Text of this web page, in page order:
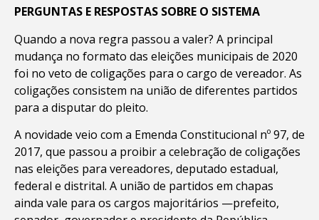
PERGUNTAS E RESPOSTAS SOBRE O SISTEMA
Quando a nova regra passou a valer? A principal
mudança no formato das eleições municipais de 2020
foi no veto de coligações para o cargo de vereador. As
coligações consistem na união de diferentes partidos
para a disputar do pleito.
A novidade veio com a Emenda Constitucional nº 97, de
2017, que passou a proibir a celebração de coligações
nas eleições para vereadores, deputado estadual,
federal e distrital. A união de partidos em chapas
ainda vale para os cargos majoritários —prefeito,